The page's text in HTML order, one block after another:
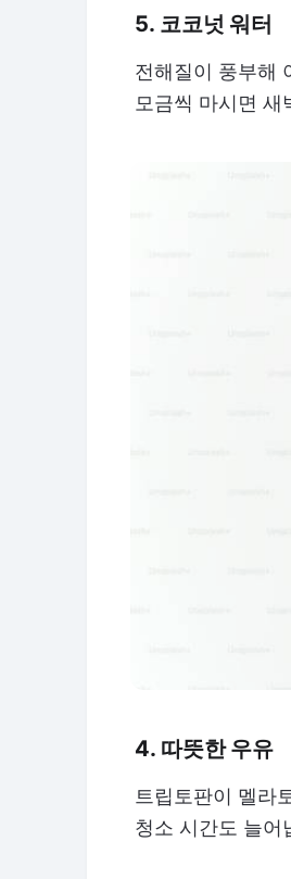
5. 코코넛 워터
전해질이 풍부해
모금씩 마시면 새
4. 따뜻한 우유
트립토판이 멜라
청소 시간도 늘어